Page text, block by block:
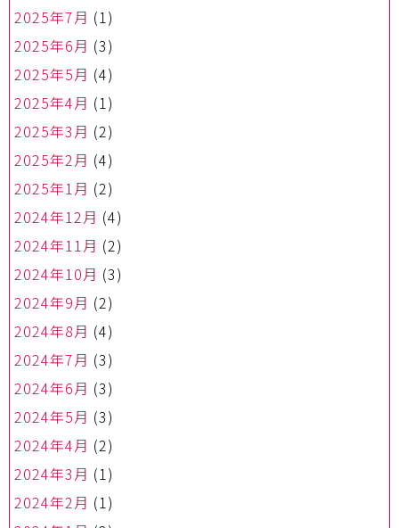
2025年7月 (1)
2025年6月 (3)
2025年5月 (4)
2025年4月 (1)
2025年3月 (2)
2025年2月 (4)
2025年1月 (2)
2024年12月 (4)
2024年11月 (2)
2024年10月 (3)
2024年9月 (2)
2024年8月 (4)
2024年7月 (3)
2024年6月 (3)
2024年5月 (3)
2024年4月 (2)
2024年3月 (1)
2024年2月 (1)